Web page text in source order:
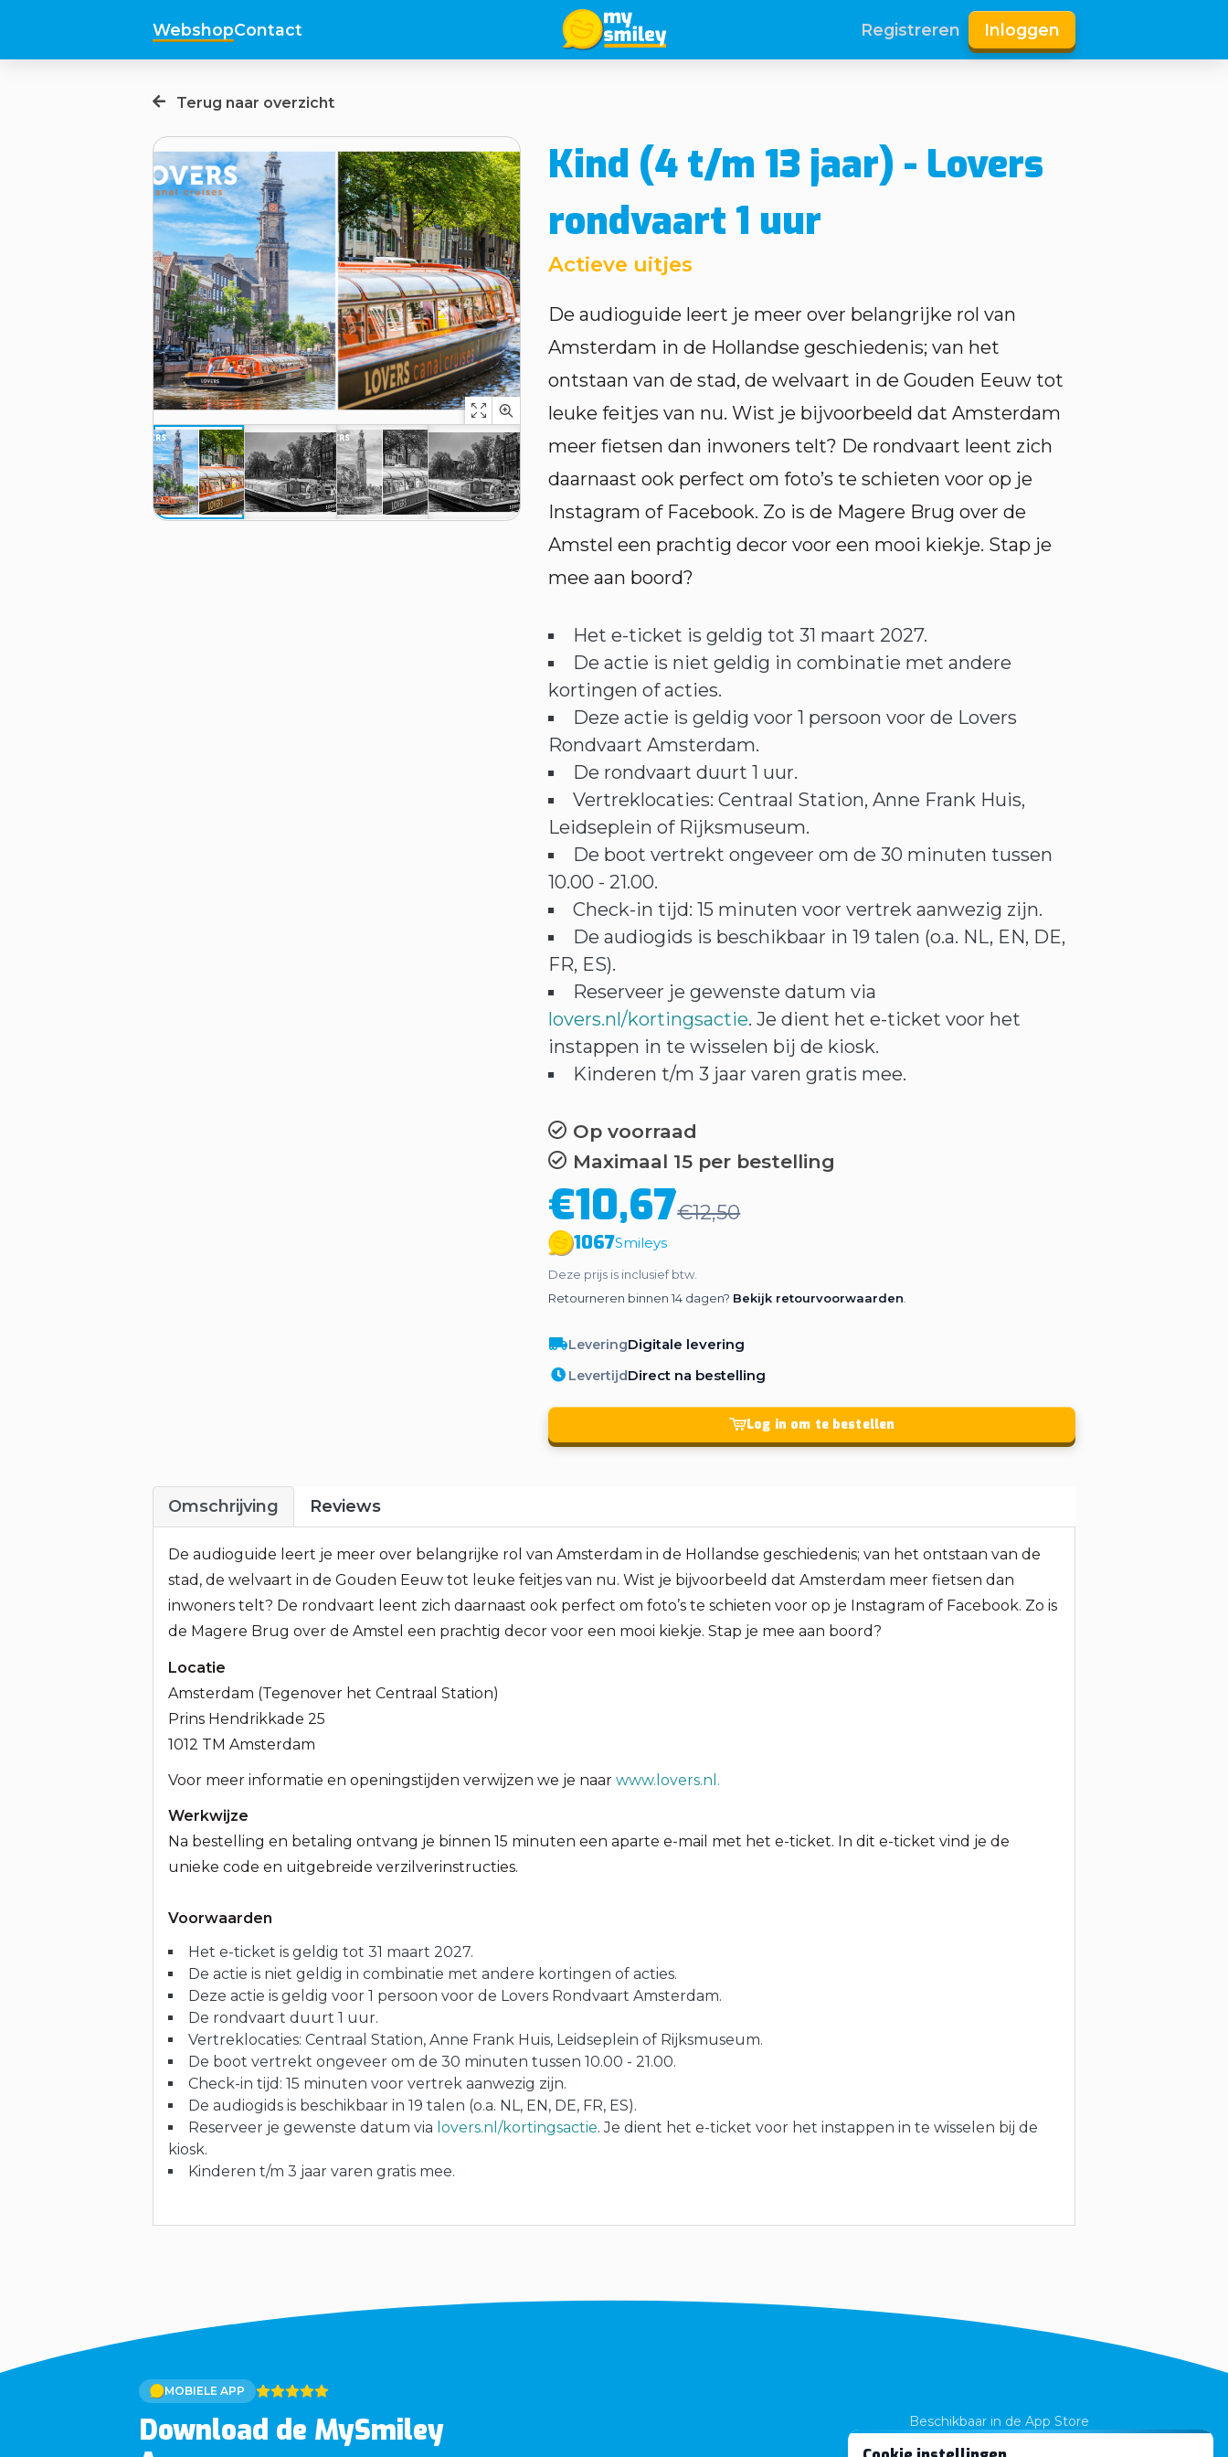
WebshopContact Registreren Inloggen
Terug naar overzicht
Kind (4 t/m 13 jaar) - Lovers
rondvaart 1 uur
Actieve uitjes
De audioguide leert je meer over belangrijke rol van
Amsterdam in de Hollandse geschiedenis; van het
ontstaan van de stad, de welvaart in de Gouden Eeuw tot
leuke feitjes van nu. Wist je bijvoorbeeld dat Amsterdam
meer fietsen dan inwoners telt? De rondvaart leent zich
daarnaast ook perfect om foto’s te schieten voor op je
Instagram of Facebook. Zo is de Magere Brug over de
Amstel een prachtig decor voor een mooi kiekje. Stap je
mee aan boord?
Het e-ticket is geldig tot 31 maart 2027.
De actie is niet geldig in combinatie met andere
kortingen of acties.
Deze actie is geldig voor 1 persoon voor de Lovers
Rondvaart Amsterdam.
De rondvaart duurt 1 uur.
Vertreklocaties: Centraal Station, Anne Frank Huis,
Leidseplein of Rijksmuseum.
De boot vertrekt ongeveer om de 30 minuten tussen
10.00 - 21.00.
Check-in tijd: 15 minuten voor vertrek aanwezig zijn.
De audiogids is beschikbaar in 19 talen (o.a. NL, EN, DE,
FR, ES).
Reserveer je gewenste datum via
lovers.nl/kortingsactie. Je dient het e-ticket voor het
instappen in te wisselen bij de kiosk.
Kinderen t/m 3 jaar varen gratis mee.
Op voorraad
Maximaal 15 per bestelling
€10,67€12,50
1067Smileys
Deze prijs is inclusief btw.
Retourneren binnen 14 dagen? Bekijk retourvoorwaarden
LeveringDigitale levering
LevertijdDirect na bestelling
Log in om te bestellen
Omschrijving Reviews
De audioguide leert je meer over belangrijke rol van Amsterdam in de Hollandse geschiedenis; van het ontstaan van de
stad, de welvaart in de Gouden Eeuw tot leuke feitjes van nu. Wist je bijvoorbeeld dat Amsterdam meer fietsen dan
inwoners telt? De rondvaart leent zich daarnaast ook perfect om foto’s te schieten voor op je Instagram of Facebook. Zo is
de Magere Brug over de Amstel een prachtig decor voor een mooi kiekje. Stap je mee aan boord?
Locatie
Amsterdam (Tegenover het Centraal Station)
Prins Hendrikkade 25
1012 TM Amsterdam
Voor meer informatie en openingstijden verwijzen we je naar www.lovers.nl.
Werkwijze
Na bestelling en betaling ontvang je binnen 15 minuten een aparte e-mail met het e-ticket. In dit e-ticket vind je de
unieke code en uitgebreide verzilverinstructies.
Voorwaarden
Het e-ticket is geldig tot 31 maart 2027.
De actie is niet geldig in combinatie met andere kortingen of acties.
Deze actie is geldig voor 1 persoon voor de Lovers Rondvaart Amsterdam.
De rondvaart duurt 1 uur.
Vertreklocaties: Centraal Station, Anne Frank Huis, Leidseplein of Rijksmuseum.
De boot vertrekt ongeveer om de 30 minuten tussen 10.00 - 21.00.
Check-in tijd: 15 minuten voor vertrek aanwezig zijn.
De audiogids is beschikbaar in 19 talen (o.a. NL, EN, DE, FR, ES).
Reserveer je gewenste datum via lovers.nl/kortingsactie. Je dient het e-ticket voor het instappen in te wisselen bij de
kiosk.
Kinderen t/m 3 jaar varen gratis mee.
MOBIELE APP
Download de MySmiley
Beschikbaar in de App Store